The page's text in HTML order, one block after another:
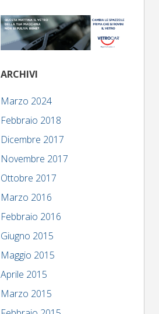
ARCHIVI
Marzo 2024
Febbraio 2018
Dicembre 2017
Novembre 2017
Ottobre 2017
Marzo 2016
Febbraio 2016
Giugno 2015
Maggio 2015
Aprile 2015
Marzo 2015